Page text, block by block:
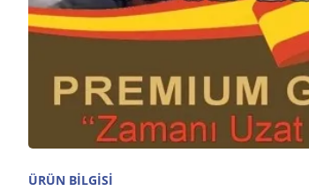
ÜRÜN BILGISI